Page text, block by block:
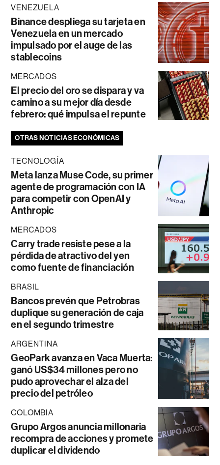
VENEZUELA
Binance despliega su tarjeta en
Venezuela en un mercado
impulsado por el auge de las
stablecoins
MERCADOS
El precio del oro se dispara y va
camino a su mejor día desde
febrero: qué impulsa el repunte
OTRAS NOTICIAS ECONÓMICAS
TECNOLOGÍA
Meta lanza Muse Code, su primer
agente de programación con IA
para competir con OpenAI y
Anthropic
MERCADOS
Carry trade resiste pese a la
pérdida de atractivo del yen
como fuente de financiación
BRASIL
Bancos prevén que Petrobras
duplique su generación de caja
en el segundo trimestre
ARGENTINA
GeoPark avanza en Vaca Muerta:
ganó US$34 millones pero no
pudo aprovechar el alza del
precio del petróleo
COLOMBIA
Grupo Argos anuncia millonaria
recompra de acciones y promete
duplicar el dividendo